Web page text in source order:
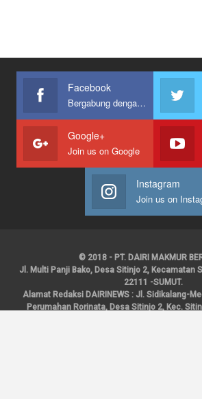
Facebook
Bergabung dengan kami
Google+
Join us on Google
Instagram
© 2018 - PT. DAIRI MAKMUR
Jl. Multi Panji Bako, Desa Sitinjo 2, Kecamatan
22111 -SUMUT.
Alamat Redaksi DAIRINEWS : Jl. Sidikalang-
Perumahan Rorinata, Desa Sitinjo 2, Kec.